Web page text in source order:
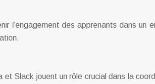
l’engagement des apprenants dans un
Slack jouent un rôle crucial dans la